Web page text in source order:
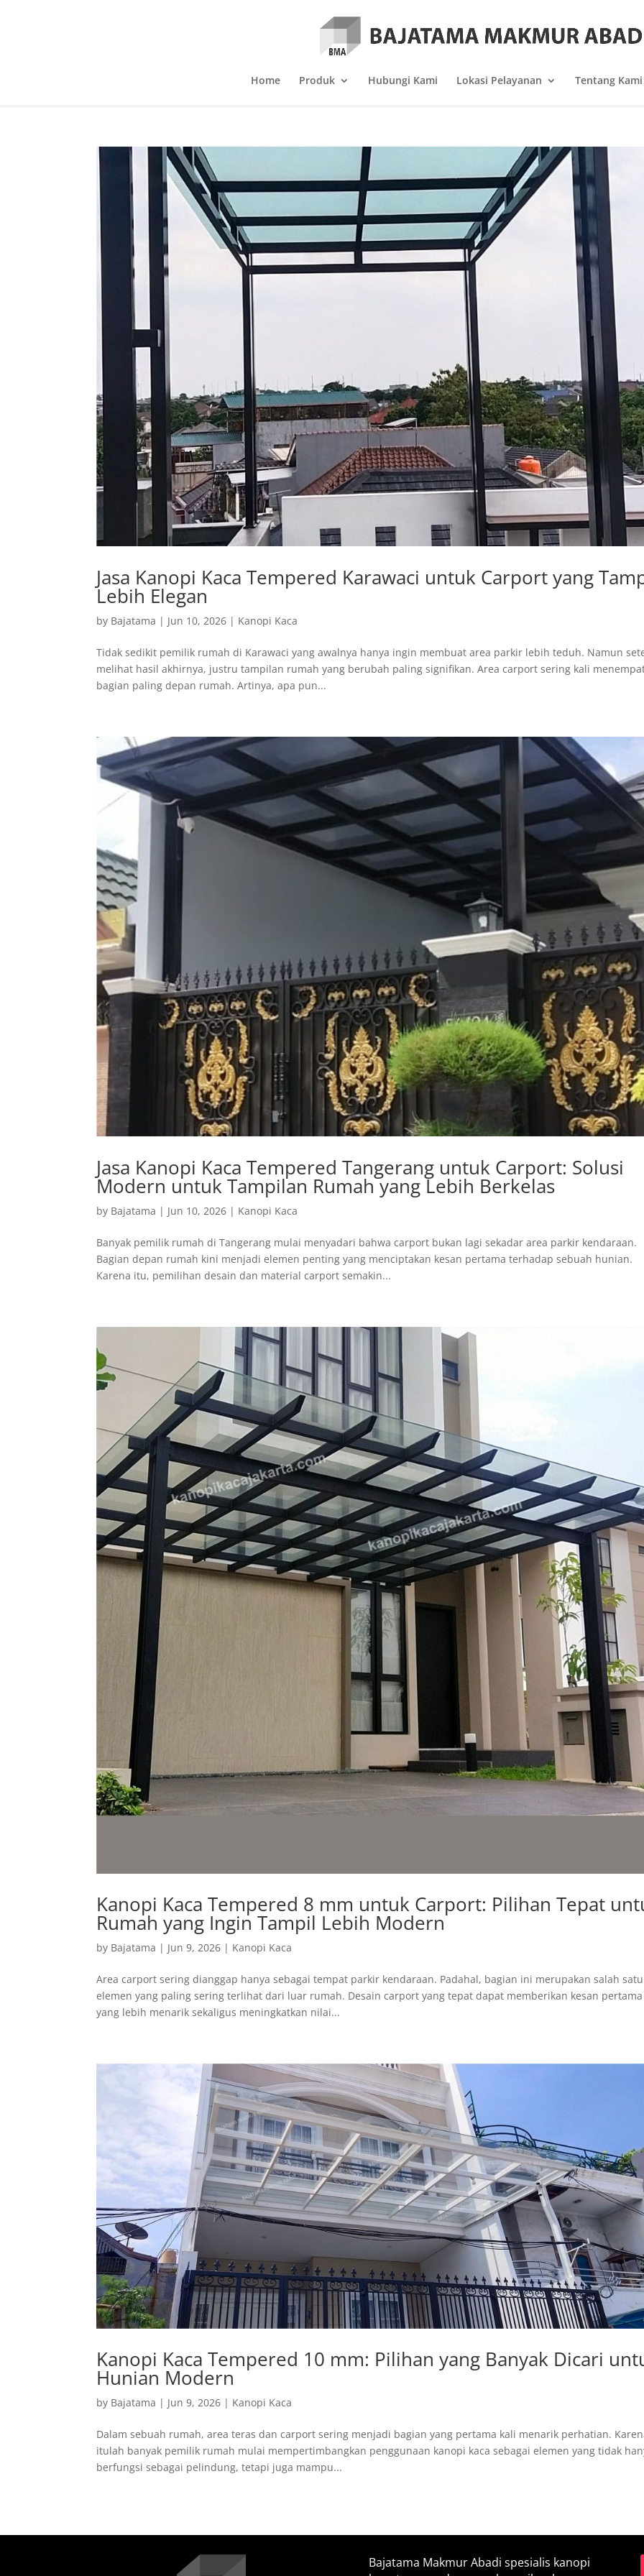
Home Produk Hubungi Kami Lokasi Pelayanan Tentang Kami
Jasa Kanopi Kaca Tempered Karawaci untuk Carport yang
Lebih Elegan
by Bajatama | Jun 10, 2026 | Kanopi Kaca
Tidak sedikit pemilik rumah di Karawaci yang awalnya hanya ingin membuat area parkir lebih teduh. Namun
melihat hasil akhirnya, justru tampilan rumah yang berubah paling signifikan. Area carport sering kali
bagian paling depan rumah. Artinya, apa pun...
Jasa Kanopi Kaca Tempered Tangerang untuk Carport: Solusi
Modern untuk Tampilan Rumah yang Lebih Berkelas
by Bajatama | Jun 10, 2026 | Kanopi Kaca
Banyak pemilik rumah di Tangerang mulai menyadari bahwa carport bukan lagi sekadar area parkir kendaraan.
Bagian depan rumah kini menjadi elemen penting yang menciptakan kesan pertama terhadap sebuah hunian.
Karena itu, pemilihan desain dan material carport semakin...
Kanopi Kaca Tempered 8 mm untuk Carport: Pilihan Tepat
Rumah yang Ingin Tampil Lebih Modern
by Bajatama | Jun 9, 2026 | Kanopi Kaca
Area carport sering dianggap hanya sebagai tempat parkir kendaraan. Padahal, bagian ini merupakan salah satu
elemen yang paling sering terlihat dari luar rumah. Desain carport yang tepat dapat memberikan kesan pertama
yang lebih menarik sekaligus meningkatkan nilai...
Kanopi Kaca Tempered 10 mm: Pilihan yang Banyak Dicari
Hunian Modern
by Bajatama | Jun 9, 2026 | Kanopi Kaca
Dalam sebuah rumah, area teras dan carport sering menjadi bagian yang pertama kali menarik perhatian.
itulah banyak pemilik rumah mulai mempertimbangkan penggunaan kanopi kaca sebagai elemen yang tidak
berfungsi sebagai pelindung, tetapi juga mampu...
Bajatama Makmur Abadi spesialis kanopi